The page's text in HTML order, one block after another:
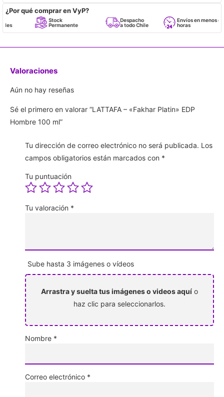
¿Por qué comprar en VyP?
Stock
Permanente
Despacho
a todo Chile
Envíos en menos de 24
horas
Valoraciones
Aún no hay reseñas
Sé el primero en valorar “LATTAFA – «Fakhar Platin» EDP
Hombre 100 ml”
Tu dirección de correo electrónico no será publicada. Los
campos obligatorios están marcados con *
Tu puntuación
Tu valoración *
Sube hasta 3 imágenes o vídeos
Arrastra y suelta tus imágenes o videos aquí o
haz clic para seleccionarlos.
Nombre *
Correo electrónico *